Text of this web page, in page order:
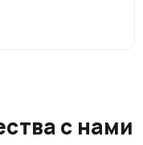
с нами